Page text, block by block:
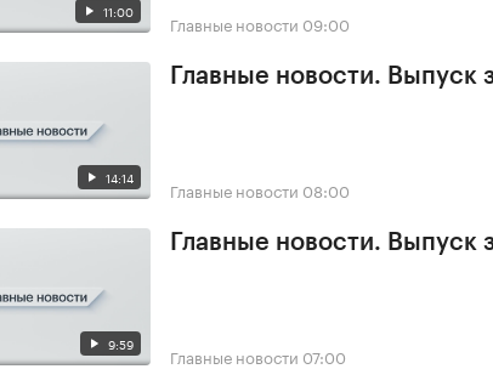
11:00 Главные новости 09:00
14:14
Главные новости.
Главные новости 08:00
9:59
Главные новости.
Главные новости 07:00